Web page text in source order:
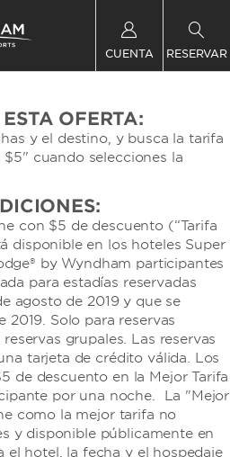
CUENTA RESERVAR
OFERTA:
y el destino, y busca la tarifa
cuando selecciones la
con $5 de descuento (“Tarifa
disponible en los hoteles Super
by Wyndham participantes
para estadías reservadas
agosto de 2019 y que se
Solo para reservas
grupales. Las reservas
tarjeta de crédito válida. Los
de descuento en la Mejor Tarifa
por una noche. La "Mejor
como la mejor tarifa no
y disponible públicamente en
el hotel, la fecha y el hospedaje